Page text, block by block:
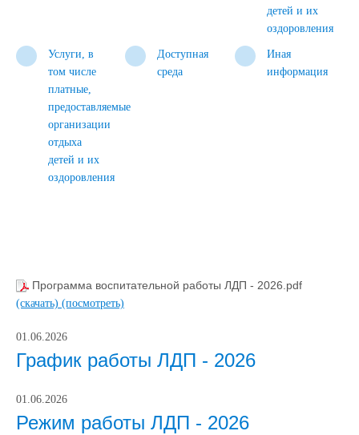
детей и их
оздоровления
Услуги, в
том числе
платные,
предоставляемые
организации
отдыха
детей и их
оздоровления
Доступная
среда
Иная
информация
Программа воспитательной работы ЛДП - 2026.pdf
(скачать) (посмотреть)
01.06.2026
График работы ЛДП - 2026
01.06.2026
Режим работы ЛДП - 2026